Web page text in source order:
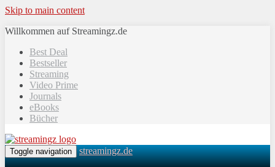
Skip to main content
Willkommen auf Streamingz.de
Best Deal
Bestseller
Streaming
Video Prime
Journals
eBooks
Bücher
Toggle navigation streamingz.de